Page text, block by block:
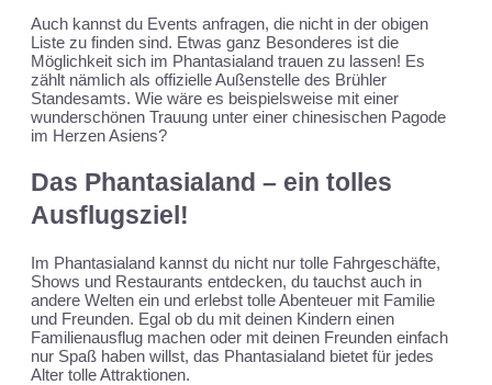
Auch kannst du Events anfragen, die nicht in der obigen
Liste zu finden sind. Etwas ganz Besonderes ist die
Möglichkeit sich im Phantasialand trauen zu lassen! Es
zählt nämlich als offizielle Außenstelle des Brühler
Standesamts. Wie wäre es beispielsweise mit einer
wunderschönen Trauung unter einer chinesischen Pagode
im Herzen Asiens?
Das Phantasialand – ein tolles
Ausflugsziel!
Im Phantasialand kannst du nicht nur tolle Fahrgeschäfte,
Shows und Restaurants entdecken, du tauchst auch in
andere Welten ein und erlebst tolle Abenteuer mit Familie
und Freunden. Egal ob du mit deinen Kindern einen
Familienausflug machen oder mit deinen Freunden einfach
nur Spaß haben willst, das Phantasialand bietet für jedes
Alter tolle Attraktionen.